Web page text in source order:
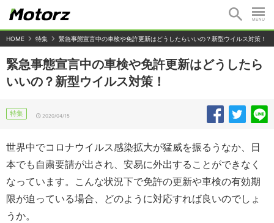
HOME 特集 緊急事態宣言中の車検や免許更新はどうしたらいいの？新型ウイルス対策！
緊急事態宣言中の車検や免許更新はどうしたら
いいの？新型ウイルス対策！
特集 2020/04/15
世界中でコロナウイルス感染拡大が猛威を振るうなか、日
本でも自粛要請が出され、安易に外出することができなく
なっています。こんな状況下で免許の更新や車検の有効期
限が迫っている場合、どのように対応すれば良いのでしょ
うか。